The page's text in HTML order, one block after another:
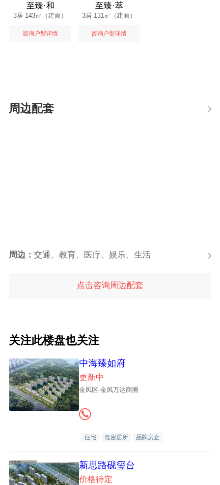
至臻·和
3居 143㎡（建面）
咨询户型详情
至臻·萃
3居 131㎡（建面）
咨询户型详情
周边配套
周边： 交通、教育、医疗、娱乐、生活
点击咨询周边配套
关注此楼盘也关注
中海臻如府
更新中
金凤区-金凤万达商圈
住宅 低密居所 品牌房企
新思路砚玺台
价格待定